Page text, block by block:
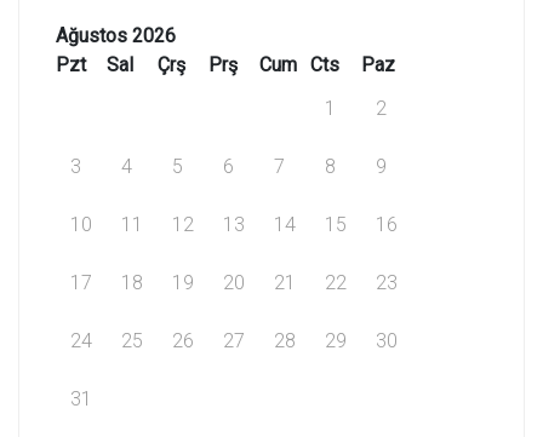
Ağustos 2026
Pzt
Sal Çrş Prş Cum Cts
Paz
1
2
3 4 5 6 7 8 9
10 11 12 13 14 15 16
17 18 19 20 21 22 23
24 25 26 27 28 29 30
31